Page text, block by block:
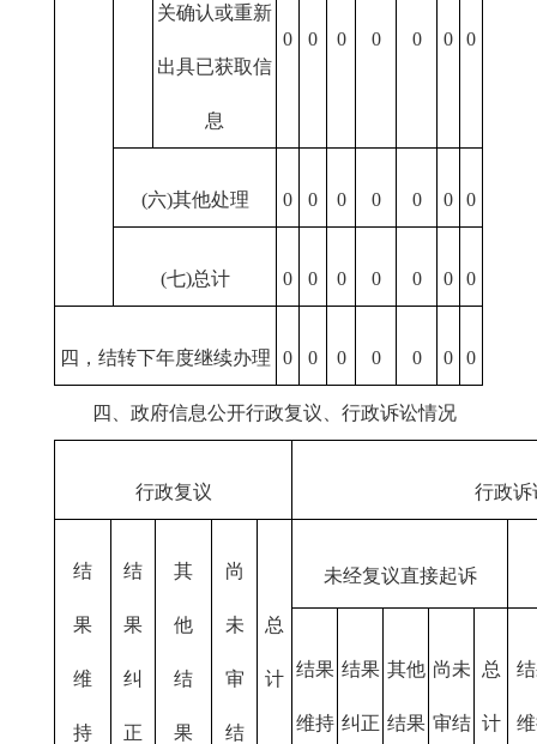
关确认或重新
出具已获取信
息
0 0 0 0 0 0 0
(六)其他处理 0 0 0 0 0 0 0
(七)总计 0 0 0 0 0 0 0
四，结转下年度继续办理 0 0 0 0 0 0 0
四、政府信息公开行政复议、行政诉讼情况
行政复议 行政诉
结
果
维
持
结
果
纠
正
其
他
结
果
尚
未
审
结
总
计
未经复议直接起诉
结果
维持
结果
纠正
其他
结果
尚未
审结
总
计